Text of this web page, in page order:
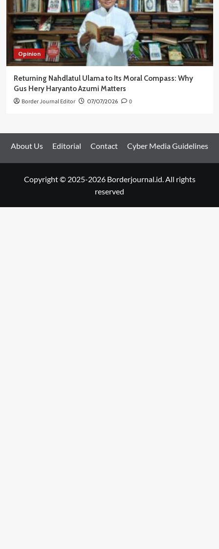
Opinion
Returning Nahdlatul Ulama to Its Moral Compass: Why
Gus Hery Haryanto Azumi Matters
Border Journal Editor 07/07/2026 0
About Us Editorial Contact Cyber Media Guidelines
Copyright © 2025-2026 Borderjournal.id. All rights
reserved